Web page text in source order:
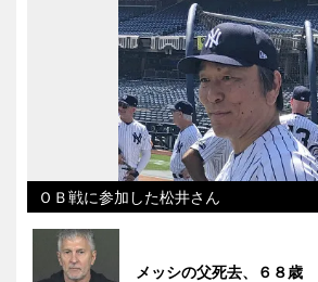
ＯＢ戦に参加した松井さん
メッシの父死去、６８歳